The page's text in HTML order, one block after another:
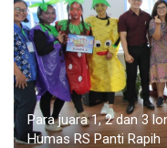
Para juara 1, 2 dan 3
Humas RS Panti Rapih